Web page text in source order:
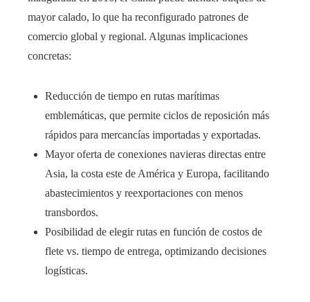
mayor calado, lo que ha reconfigurado patrones de
comercio global y regional. Algunas implicaciones
concretas:
Reducción de tiempo en rutas marítimas
emblemáticas, que permite ciclos de reposición más
rápidos para mercancías importadas y exportadas.
Mayor oferta de conexiones navieras directas entre
Asia, la costa este de América y Europa, facilitando
abastecimientos y reexportaciones con menos
transbordos.
Posibilidad de elegir rutas en función de costos de
flete vs. tiempo de entrega, optimizando decisiones
logísticas.